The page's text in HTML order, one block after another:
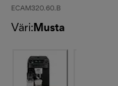
ECAM320.60.B
Väri: Musta